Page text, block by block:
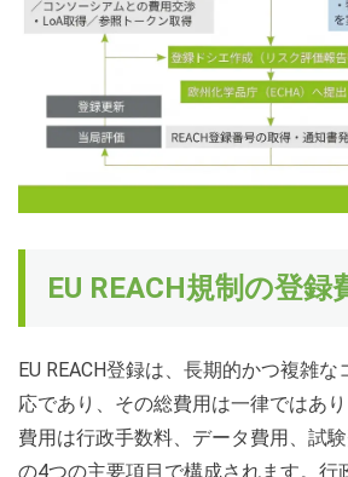
EU REACH規制の登録
EU REACH登録は、長期的かつ複雑
応であり、その総費用は一律ではあり
費用は行政手数料、データ費用、試
の4つの主要項目で構成されます。行